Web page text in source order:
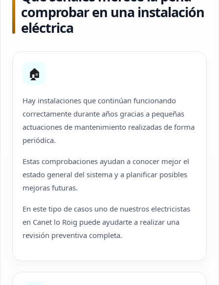
comprobar en una instalación
eléctrica
🏠
Hay instalaciones que continúan funcionando
correctamente durante años gracias a pequeñas
actuaciones de mantenimiento realizadas de forma
periódica.
Estas comprobaciones ayudan a conocer mejor el
estado general del sistema y a planificar posibles
mejoras futuras.
En este tipo de casos uno de nuestros electricistas
en Canet lo Roig puede ayudarte a realizar una
revisión preventiva completa.